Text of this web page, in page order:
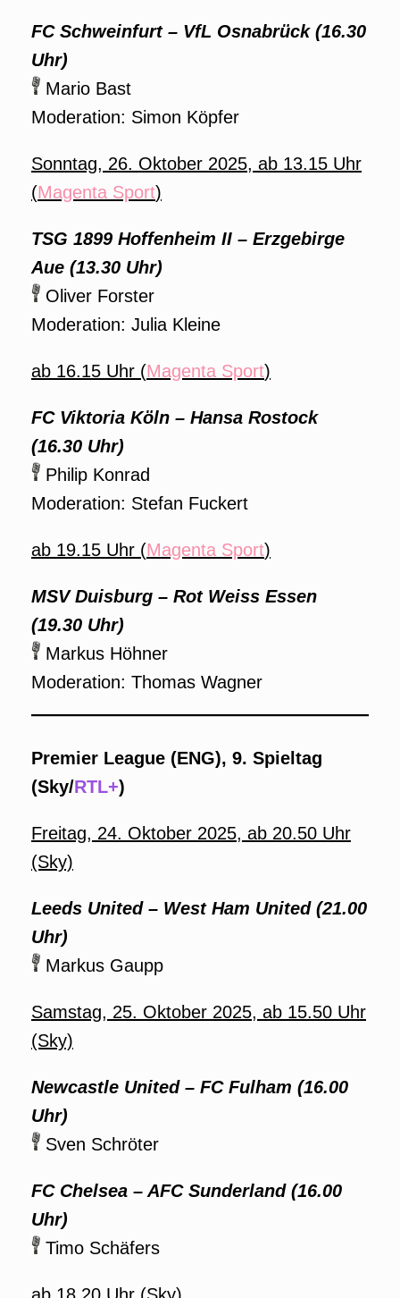
FC Schweinfurt – VfL Osnabrück (16.30
Uhr)
Mario Bast
Moderation: Simon Köpfer
Sonntag, 26. Oktober 2025, ab 13.15 Uhr
(Magenta Sport)
TSG 1899 Hoffenheim II – Erzgebirge
Aue (13.30 Uhr)
Oliver Forster
Moderation: Julia Kleine
ab 16.15 Uhr (Magenta Sport)
FC Viktoria Köln – Hansa Rostock
(16.30 Uhr)
Philip Konrad
Moderation: Stefan Fuckert
ab 19.15 Uhr (Magenta Sport)
MSV Duisburg – Rot Weiss Essen
(19.30 Uhr)
Markus Höhner
Moderation: Thomas Wagner
Premier League (ENG), 9. Spieltag
(Sky/RTL+)
Freitag, 24. Oktober 2025, ab 20.50 Uhr
(Sky)
Leeds United – West Ham United (21.00
Uhr)
Markus Gaupp
Samstag, 25. Oktober 2025, ab 15.50 Uhr
(Sky)
Newcastle United – FC Fulham (16.00
Uhr)
Sven Schröter
FC Chelsea – AFC Sunderland (16.00
Uhr)
Timo Schäfers